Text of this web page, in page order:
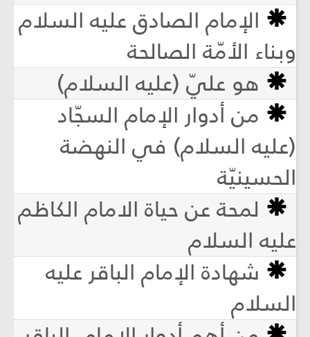
الإمام الصادق عليه السلام
وبناء الأمّة الصالحة
هو عليّ (عليه السلام)
من أدوار الإمام السجّاد
(عليه السلام) في النهضة
الحسينيّة
لمحة عن حياة الامام الكاظم
عليه السلام
شهادة الإمام الباقر عليه
السلام